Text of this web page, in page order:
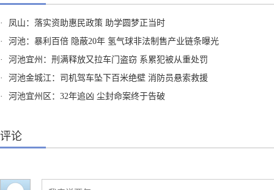
·
凤山：落实资助惠民政策 助学圆梦正当时
·
河池：暴利百倍 隐蔽20年 氢气球非法制售产业链条曝光
·
河池宜州：刑满释放又拉车门盗窃 系累犯被从重处罚
·
河池金城江：司机驾车坠下百米绝壁 消防员悬索救援
·
河池宜州区：32年追凶 尘封命案终于告破
评论